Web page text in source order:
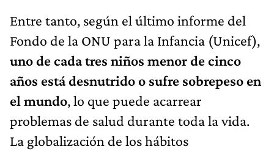
Entre tanto, según el último informe del
Fondo de la ONU para la Infancia (Unicef),
uno de cada tres niños menor de cinco
años está desnutrido o sufre sobrepeso en
el mundo, lo que puede acarrear
problemas de salud durante toda la vida.
La globalización de los hábitos